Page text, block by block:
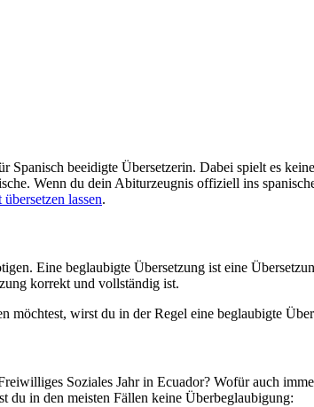
Spanisch beeidigte Übersetzerin. Dabei spielt es
Wenn du dein Abiturzeugnis offiziell ins
lassen.
Eine beglaubigte Übersetzung ist eine
korrekt und vollständig ist.
wirst du in der Regel eine beglaubigte
Soziales Jahr in Ecuador? Wofür auch
in den meisten Fällen keine Überbeglaubigung: